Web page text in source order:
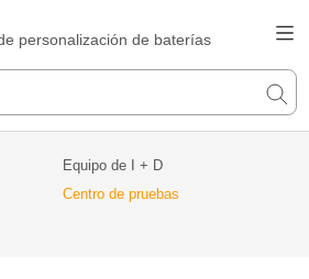
personalización de baterías
Equipo de I + D
Centro de pruebas